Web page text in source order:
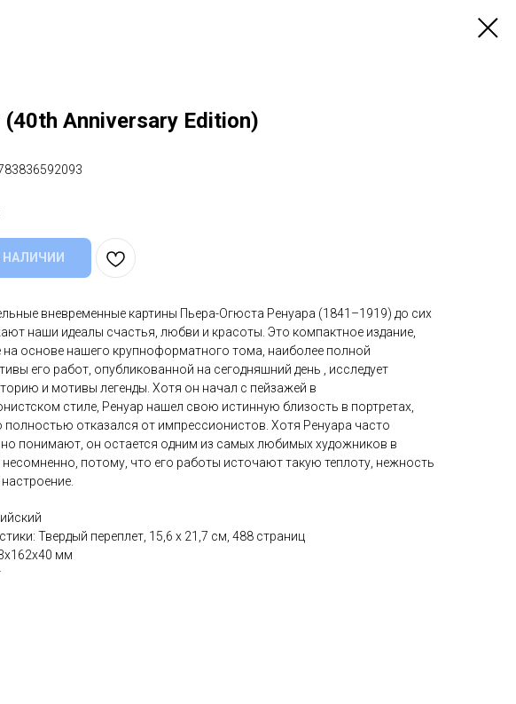
(40th Anniversary Edition)
НАЛИЧИИ
вневременные картины Пьера-Огюста Ренуара (1841–1919) до сих
наши идеалы счастья, любви и красоты. Это компактное издание,
на основе нашего крупноформатного тома, наиболее полной
его работ, опубликованной на сегодняшний день , исследует
и мотивы легенды. Хотя он начал с пейзажей в
стиле, Ренуар нашел свою истинную близость в портретах,
полностью отказался от импрессионистов. Хотя Ренуара часто
понимают, он остается одним из самых любимых художников в
потому, что его работы источают такую ​​теплоту, нежность
Твердый переплет, 15,6 x 21,7 см, 488 страниц
мм